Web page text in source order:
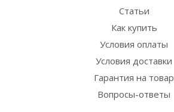
Статьи
Как купить
Условия оплаты
Условия доставки
Гарантия на товар
Вопросы-ответы